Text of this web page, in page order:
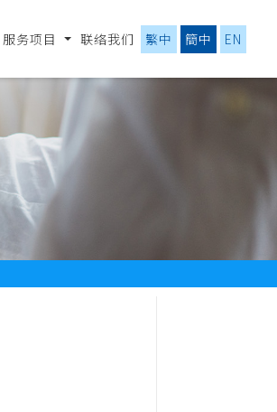
服务项目 联络我们 繁中 簡中 EN